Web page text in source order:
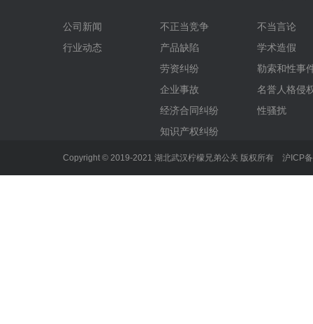
公司新闻
行业动态
不正当竞争
产品缺陷
劳资纠纷
企业事故
经济合同纠纷
知识产权纠纷
不当言论
学术造假
勒索和性事
名誉人格侵
性骚扰
Copyright © 2019-2021 湖北武汉柠檬兄弟公关 版权所有 沪ICP